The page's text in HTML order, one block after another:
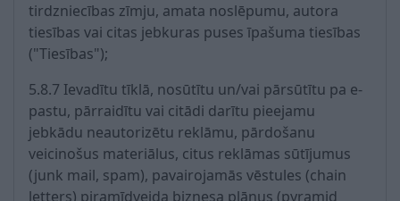
tirdzniecības zīmju, amata noslēpumu, autora
tiesības vai citas jebkuras puses īpašuma tiesības
("Tiesības");
5.8.7 Ievadītu tīklā, nosūtītu un/vai pārsūtītu pa e-
pastu, pārraidītu vai citādi darītu pieejamu
jebkādu neautorizētu reklāmu, pārdošanu
veicinošus materiālus, citus reklāmas sūtījumus
(junk mail, spam), pavairojamās vēstules (chain
letters) piramīdveida biznesa plānus (pyramid